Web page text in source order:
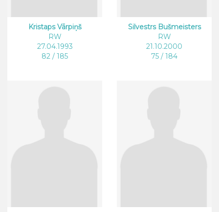
Kristaps Vārpiņš
RW
27.04.1993
82 / 185
Silvestrs Bušmeisters
RW
21.10.2000
75 / 184